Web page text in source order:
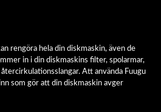
rengöra hela din diskmaskin, även de
in i din diskmaskins filter, spolarmar,
Att använda Fuugu
som gör att din diskmaskin avger